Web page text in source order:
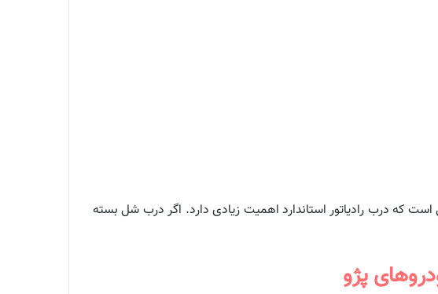
که درب رادیاتور استاندارد اهمیت زیادی دارد. اگر درب شل بسته
پژو